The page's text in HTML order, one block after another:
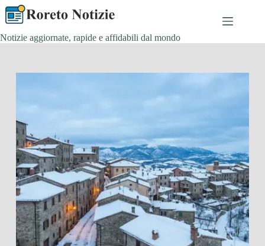
Salta
contenuto
Notizie aggiornate, rapide e affidabili dal mondo